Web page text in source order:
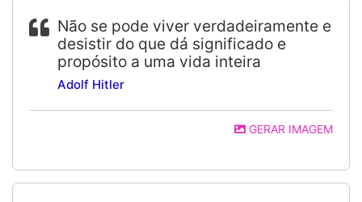
Não se pode viver verdadeiramente e
desistir do que dá significado e
propósito a uma vida inteira
Adolf Hitler
GERAR IMAGEM